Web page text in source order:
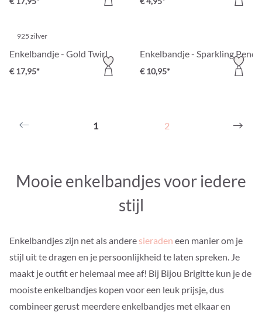
925 zilver
Enkelbandje - Gold Twirl
€ 17,95*
Enkelbandje - Sparkling
€ 10,95*
1 2
Mooie enkelbandjes voor iedere
stijl
Enkelbandjes zijn net als andere sieraden een manier om je
stijl uit te dragen en je persoonlijkheid te laten spreken. Je
maakt je outfit er helemaal mee af! Bij Bijou Brigitte kun je de
mooiste enkelbandjes kopen voor een leuk prijsje, dus
combineer gerust meerdere enkelbandjes met elkaar en